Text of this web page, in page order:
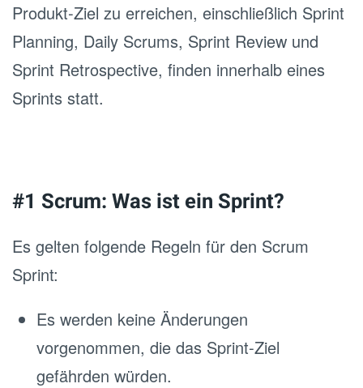
Produkt‐Ziel zu erreichen, einschließlich Sprint
Planning, Daily Scrums, Sprint Review und
Sprint Retrospective, finden innerhalb eines
Sprints statt.
#1 Scrum: Was ist ein Sprint?
Es gelten folgende Regeln für den Scrum
Sprint:
Es werden keine Änderungen
vorgenommen, die das Sprint‐Ziel
gefährden würden.